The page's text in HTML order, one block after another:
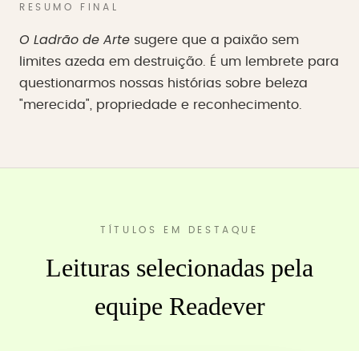
RESUMO FINAL
O Ladrão de Arte sugere que a paixão sem
limites azeda em destruição. É um lembrete para
questionarmos nossas histórias sobre beleza
"merecida", propriedade e reconhecimento.
TÍTULOS EM DESTAQUE
Leituras selecionadas pela
equipe Readever